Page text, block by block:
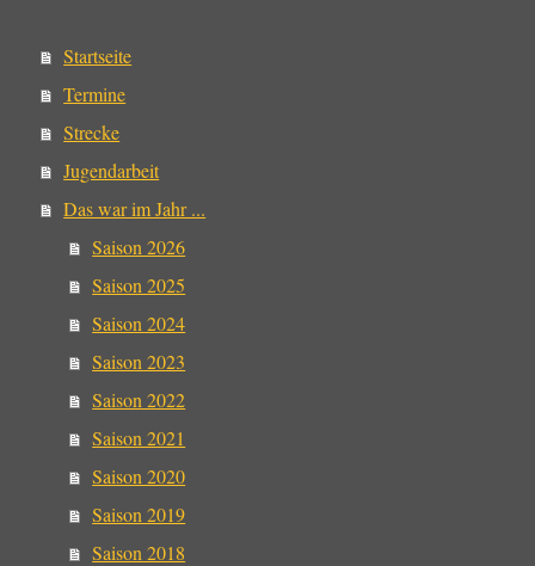
Startseite
Termine
Strecke
Jugendarbeit
Das war im Jahr ...
Saison 2026
Saison 2025
Saison 2024
Saison 2023
Saison 2022
Saison 2021
Saison 2020
Saison 2019
Saison 2018